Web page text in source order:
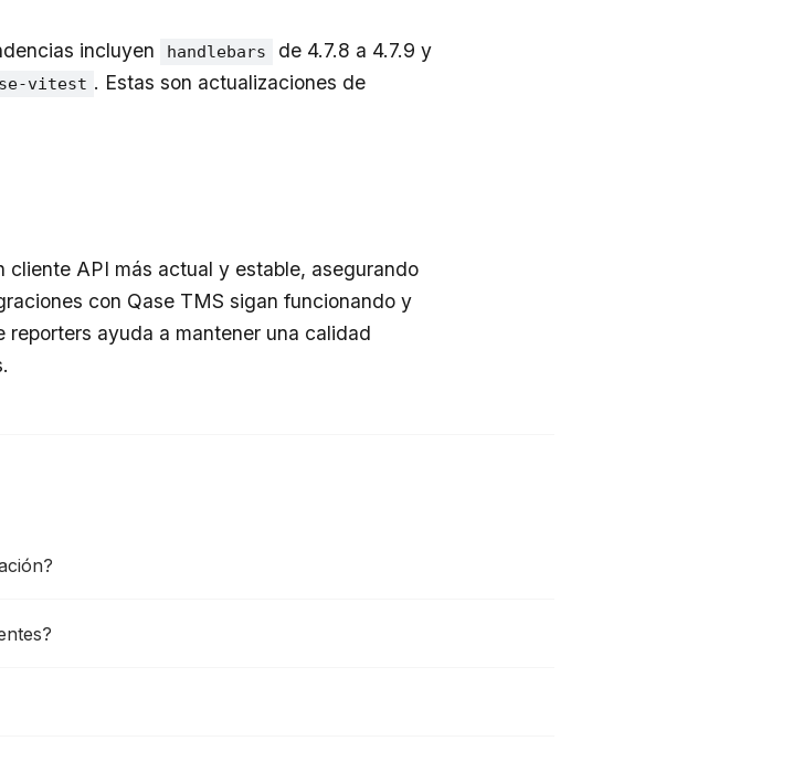
incluyen handlebars de 4.7.8 a 4.7.9 y
vitest . Estas son actualizaciones de
cliente API más actual y estable, asegurando
con Qase TMS sigan funcionando y
ayuda a mantener una calidad